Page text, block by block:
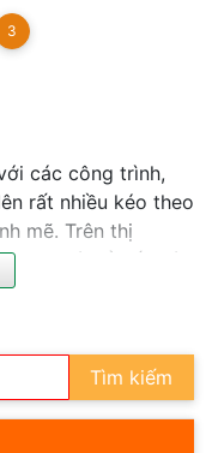
3
các công trình,
rất nhiều kéo theo
mẽ. Trên thị
trong đó kể đến có
chất lượng
như đáp ứng với
Tìm kiếm